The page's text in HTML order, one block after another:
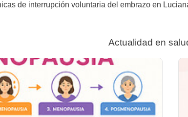
de interrupción voluntaria del embrazo en
Actualidad en